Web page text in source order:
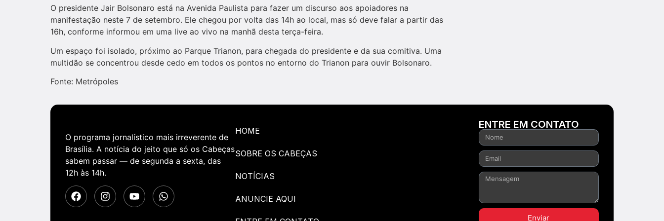
O presidente Jair Bolsonaro está na Avenida Paulista para fazer um discurso aos apoiadores na
manifestação neste 7 de setembro. Ele chegou por volta das 14h ao local, mas só deve falar a partir das
16h, conforme informou em uma live ao vivo na manhã desta terça-feira.
Um espaço foi isolado, próximo ao Parque Trianon, para chegada do presidente e da sua comitiva. Uma
multidão se concentrou desde cedo em todos os pontos no entorno do Trianon para ouvir Bolsonaro.
Fonte: Metrópoles
O programa jornalístico mais irreverente de
Brasília. A notícia do jeito que só os Cabeças
sabem passar — de segunda a sexta, das
12h às 14h.
HOME
SOBRE OS CABEÇAS
NOTÍCIAS
ANUNCIE AQUI
ENTRE EM CONTATO
Enviar